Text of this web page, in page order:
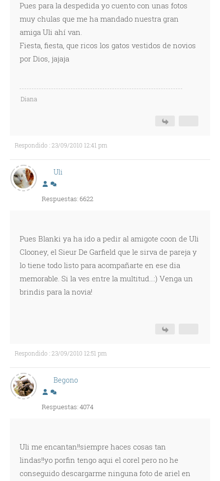
Pues para la despedida yo cuento con unas fotos
muy chulas que me ha mandado nuestra gran
amiga Uli ahí van.
Fiesta, fiesta, que ricos los gatos vestidos de novios
por Dios, jajaja
Diana
Respondido : 23/09/2010 12:41 pm
Uli
Respuestas: 6622
Pues Blanki ya ha ido a pedir al amigote coon de Uli
Clooney, el Sieur De Garfield que le sirva de pareja y
lo tiene todo listo para acompañarte en ese dia
memorable. Si la ves entre la multitud...:) Venga un
brindis para la novia!
Respondido : 23/09/2010 12:51 pm
Begono
Respuestas: 4074
Uli me encantan!!siempre haces cosas tan
lindas!!yo porfin tengo aqui el corel pero no he
conseguido descargarme ninguna foto de ariel en